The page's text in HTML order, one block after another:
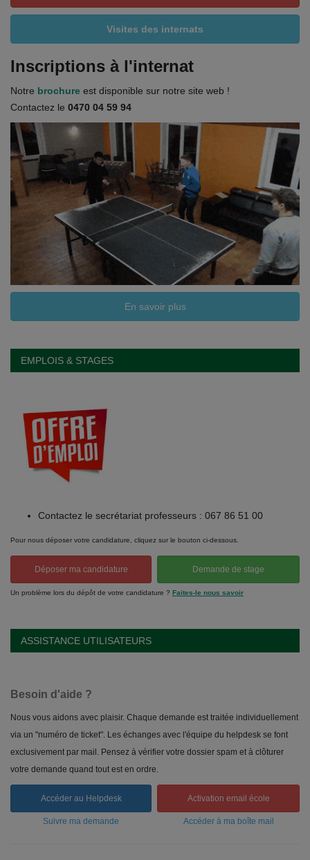
Visites des internats
Inscriptions à l'internat
Notre brochure est disponible sur notre site web !
Contactez le 0470 04 59 94
En savoir plus
EMPLOIS & STAGES
Contactez le secrétariat professeurs : 067 86 51 00
Pour nous déposer votre candidature, cliquez sur le bouton ci-dessous.
Déposer ma candidature Demande de stage
Un problème lors du dépôt de votre candidature ? Faites-le nous savoir
ASSISTANCE UTILISATEURS
Besoin d'aide ?
Nous vous aidons avec plaisir. Chaque demande est traitée individuellement
via un "numéro de ticket". Les échanges avec l'équipe du helpdesk se font
exclusivement par mail. Pensez à vérifier votre dossier spam et à clôturer
votre demande quand tout est en ordre.
Accéder au Helpdesk Activation email école
Suivre ma demande Accéder à ma boîte mail